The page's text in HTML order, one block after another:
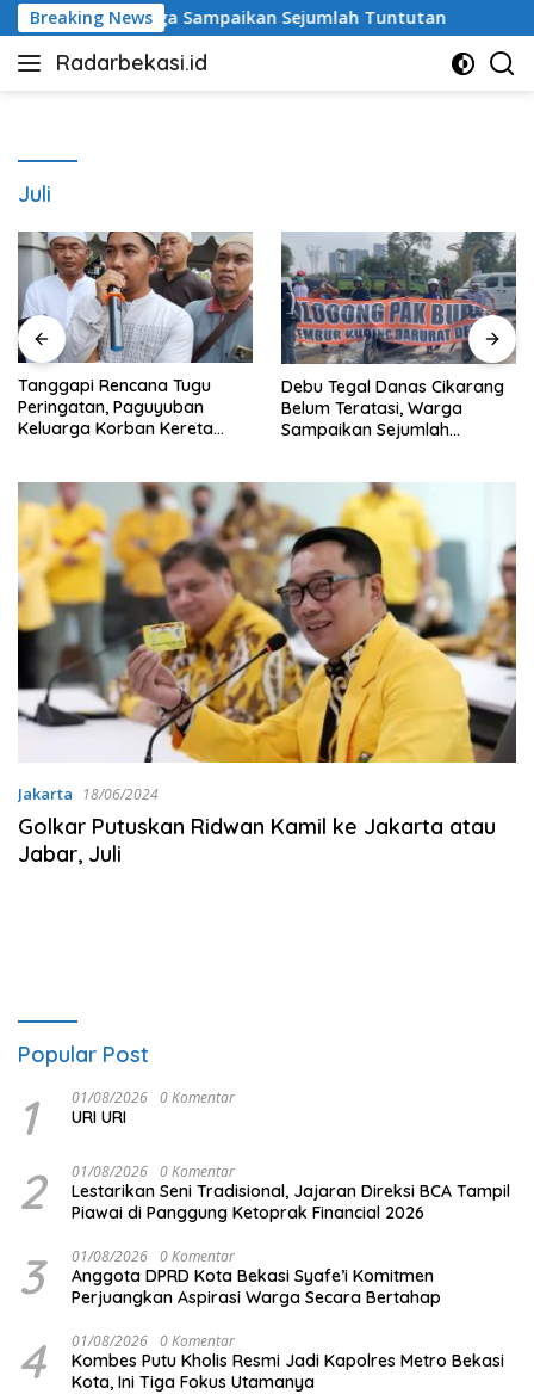
Langsung
ke
konten
Breaking News
Warga Sampaikan Sejumlah Tuntutan
Radarbekasi.id
Berita
Juli
Tanggapi Rencana Tugu
Peringatan, Paguyuban
Keluarga Korban Kereta
Keselamatan Lebih Dulu
Debu Tegal Danas Cikarang
Belum Teratasi, Warga
Sampaikan Sejumlah
Jakarta 18/06/2024
Golkar Putuskan Ridwan Kamil ke Jakarta atau
Jabar, Juli
Popular Post
1 01/08/2026 0 Komentar
URI URI
2 01/08/2026 0 Komentar
Lestarikan Seni Tradisional, Jajaran Direksi BCA Tampil
Piawai di Panggung Ketoprak Financial 2026
3 01/08/2026 0 Komentar
Anggota DPRD Kota Bekasi Syafe’i Komitmen
Perjuangkan Aspirasi Warga Secara Bertahap
4 01/08/2026 0 Komentar
Kombes Putu Kholis Resmi Jadi Kapolres Metro Bekasi
Kota, Ini Tiga Fokus Utamanya